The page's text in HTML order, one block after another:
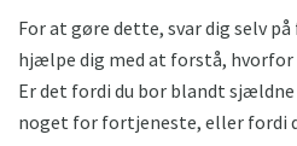
For at gøre dette, svar dig selv
hjælpe dig med at forstå,
Er det fordi du bor blandt
noget for fortjeneste, eller fordi